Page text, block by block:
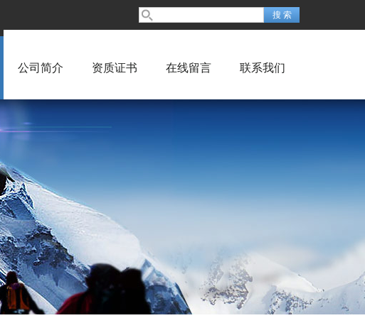
公司简介 资质证书 在线留言 联系我们